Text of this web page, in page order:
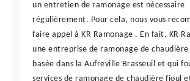
un entretien de ramonage est nécessaire
régulièrement. Pour cela, nous vous
faire appel à KR Ramonage . En fait, KR
une entreprise de ramonage de
basée dans la Aufreville Brasseuil et qui
services de ramonage de chaudière fioul